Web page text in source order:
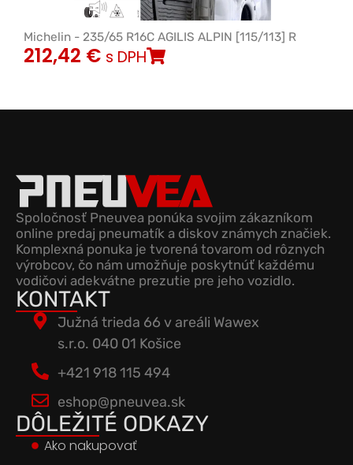
Michelin - 235/65 R16C AGILIS ALPIN [115/113] R
212,42 € s DPH
Spoločnosť Pneuvea ponúka svojim zákazníkom
online predaj pneumatík a diskov známych značiek.
Komplexná ponuka je tvorená tovarom od rôznych
výrobcov, čo nám umožňuje poskytnúť každému
vodičovi adekvátne prezutie pre jeho vozidlo.
KONTAKT
Južná trieda 66 v areáli Wawex
s.r.o. 040 01 Košice
+421 918 115 494
eshop@pneuvea.sk
DÔLEŽITÉ ODKAZY
Ako nakupovať